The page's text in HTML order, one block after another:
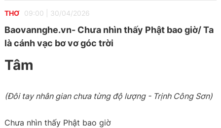
THƠ 09:00 30/04/2026
Baovannghe.vn- Chưa nhìn thấy Phật bao giờ/ Ta
là cánh vạc bơ vơ góc trời
Tâm
(Đôi tay nhân gian chưa từng độ lượng - Trịnh Công Sơn)
Chưa nhìn thấy Phật bao giờ